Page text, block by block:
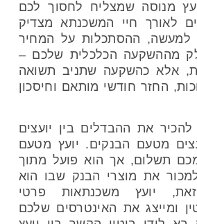
מנוסה שמצליח לחסוך לכם
לאורך חיי המשכנתא מצדיק
למעשה, ההסתכלות על המחיר
מההשקעה הכלכלית שלכם –
אלא כהשקעה שתניב תשואה
החזר חודשי מותאם וחיסכון
את ההבדלים בין יועצים
מטעם הבנקים. יועץ מטעם
תשלום, אך הוא פועל מתוך
את מוצרי הבנק שבו הוא
יועץ משכנתאות פרטי
ומייצג את האינטרסים שלכם